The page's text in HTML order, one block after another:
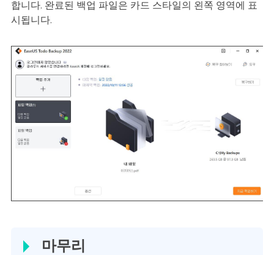
합니다. 완료된 백업 파일은 카드 스타일의 왼쪽 영역에 표
시됩니다.
마무리